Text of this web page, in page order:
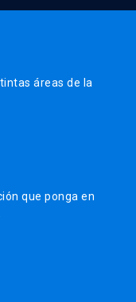
áreas de la
que ponga en